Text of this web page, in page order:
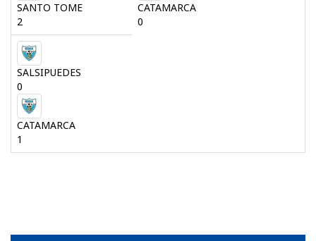
SANTO TOME
2
CATAMARCA
0
SALSIPUEDES
0
CATAMARCA
1